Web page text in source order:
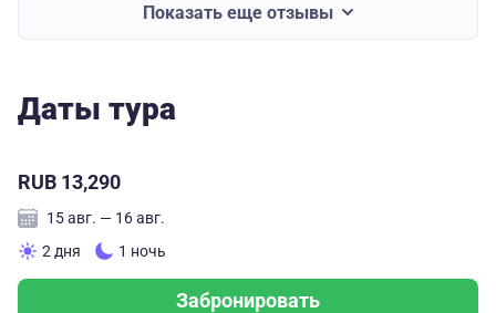
экскурсоводов, которых хотелось слушать.
Рекомендую от души.
Показать еще отзывы
Даты тура
RUB 13,290
15 авг. — 16 авг.
2 дня
1 ночь
Забронировать